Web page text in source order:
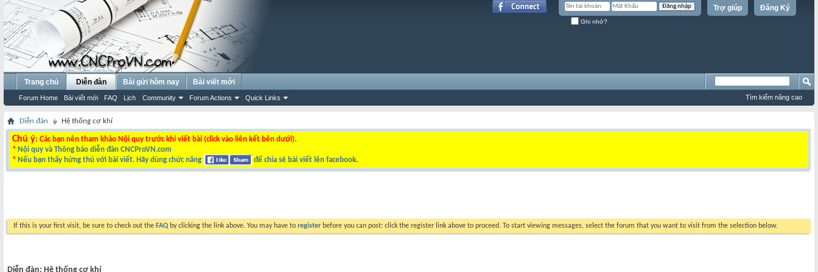
Đăng Ký
Trợ giúp
Ghi nhớ?
Trang chủ Diễn đàn
Forum Home Bài viết mới FAQ Lịch Community Forum Actions Quick Links
Bài gửi hôm nay Bài viết mới
Tìm kiếm nâng cao
Diễn đàn Hệ thống cơ khí
Chú ý: Các bạn nên tham khảo Nội quy trước khi viết bài (click vào liên kết bên dưới).
* Nội quy và Thông báo diễn đàn CNCProVN.com
* Nếu bạn thấy hứng thú với bài viết. Hãy dùng chức năng để chia sẻ bài viết lên facebook.
If this is your first visit, be sure to check out the FAQ by clicking the link above. You may have to register before you can post: click the register link above to proceed. To start viewing messages, select the forum that you want to visit from the selection below.
Diễn đàn: Hệ thống cơ khí